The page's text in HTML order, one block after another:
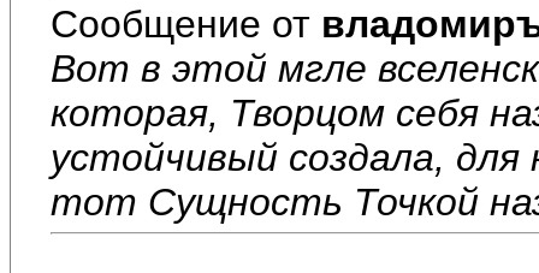
Сообщение от
Вот в этой мгле
которая, Творцом себя
устойчивый создала,
тот Сущность Точкой